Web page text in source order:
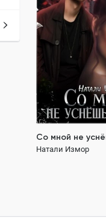
Со мной не
Натали Измор
ПОЛНОСТЬЮ
120 ₽